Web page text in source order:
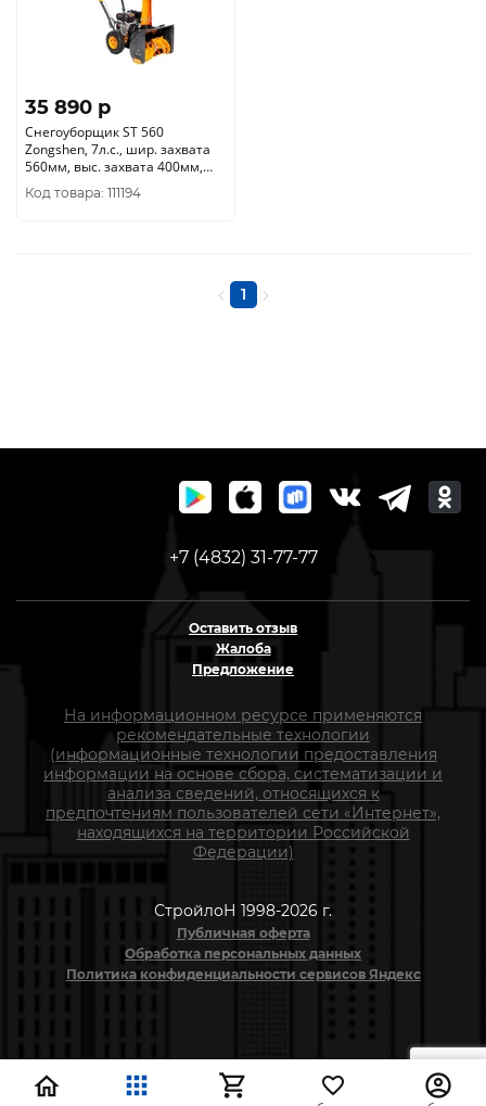
35 890 p
Снегоуборщик ST 560
Zongshen, 7л.с., шир. захвата
560мм, выс. захвата 400мм,
стартер ручной , передачи 4/1,
колеса 13*4.10-6, рeгул. руч.
Код товара: 111194
1
+7 (4832) 31-77-77
Оставить отзыв
Жалоба
Предложение
На информационном ресурсе применяются
рекомендательные технологии
(информационные технологии предоставления
информации на основе сбора, систематизации и
анализа сведений, относящихся к
предпочтениям пользователей сети «Интернет»,
находящихся на территории Российской
Федерации)
СтройлоН 1998-2026 г.
Публичная оферта
Обработка персональных данных
Политика конфиденциальности сервисов Яндекс